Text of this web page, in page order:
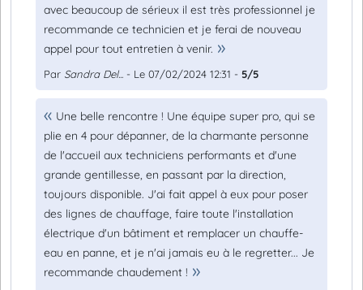
avec beaucoup de sérieux il est très professionnel je
recommande ce technicien et je ferai de nouveau
appel pour tout entretien à venir.
Par Sandra Del... - Le 07/02/2024 12:31 - 5/5
Une belle rencontre ! Une équipe super pro, qui se
plie en 4 pour dépanner, de la charmante personne
de l'accueil aux techniciens performants et d'une
grande gentillesse, en passant par la direction,
toujours disponible. J'ai fait appel à eux pour poser
des lignes de chauffage, faire toute l'installation
électrique d'un bâtiment et remplacer un chauffe-
eau en panne, et je n'ai jamais eu à le regretter... Je
recommande chaudement !